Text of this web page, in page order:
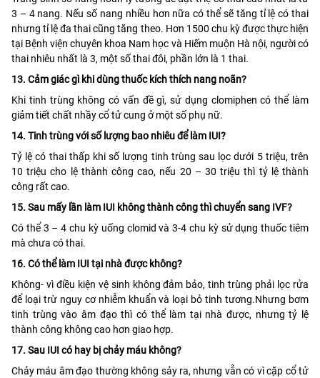
3 – 4 nang. Nếu số nang nhiều hơn nữa có thể sẽ tăng tỉ lệ có thai
nhưng tỉ lệ đa thai cũng tăng theo. Hơn 1500 chu kỳ được thực hiện
tại Bệnh viện chuyên khoa Nam học và Hiếm muộn Hà nội, người có
thai nhiêu nhất là 3, một số thai đôi, phần lớn là 1 thai.
13. Cảm giác gì khi dùng thuốc kích thích nang noãn?
Khi tinh trùng không có vấn đề gì, sử dụng clomiphen có thể làm
giảm tiết chất nhầy cổ tử cung ở một số phụ nữ.
14. Tinh trùng với số lượng bao nhiêu để làm IUI?
Tỷ lệ có thai thấp khi số lượng tinh trùng sau lọc dưới 5 triệu, trên
10 triệu cho lệ thành công cao, nếu 20 – 30 triệu thì tỷ lệ thành
công rất cao.
15. Sau mấy lần làm IUI không thành công thì chuyển sang IVF?
Có thể 3 – 4 chu kỳ uống clomid và 3-4 chu kỳ sử dụng thuốc tiêm
mà chưa có thai.
16. Có thể làm IUI tại nhà được không?
Không- vì điều kiện vệ sinh không đảm bảo, tinh trùng phải lọc rửa
để loại trừ nguy cơ nhiễm khuẩn và loại bỏ tinh tương.Nhưng bơm
tinh trùng vào âm đạo thì có thể làm tại nhà được, nhưng tỷ lệ
thành công không cao hơn giao hợp.
17. Sau IUI có hay bị chảy máu không?
Chảy máu âm đạo thường không sảy ra, nhưng vẫn có vì cặp cổ tử